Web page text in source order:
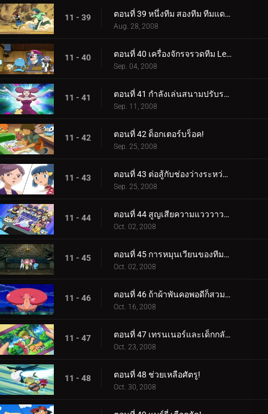
11 - 39 ตอนที่ 39 หนึ่งทีม สองทีม ทีมแดง ทีมน้ำเงิน!
Aug. 28, 2008
11 - 40 ตอนที่ 40 เครื่องจักรจรวดทีม Lean Mean!
Sep. 04, 2008
11 - 41 ตอนที่ 41 กำลังเล่นสนามปรับระดับ!
Sep. 11, 2008
11 - 42 ตอนที่ 42 ด็อกเตอร์บร็อค!
Sep. 25, 2008
11 - 43 ตอนที่ 43 ต่อสู้กับช่องว่างระหว่างรุ่น!
Sep. 25, 2008
11 - 44 ตอนที่ 44 สูญเสียความแวววาวไป!
Oct. 02, 2008
11 - 45 ตอนที่ 45 การหมุนเวียนของทีมสองเท่า!
Oct. 02, 2008
11 - 46 ตอนที่ 46 ถ้าผ้าพันคอพอดีก็สวมเลย!
Oct. 16, 2008
11 - 47 ตอนที่ 47 เทรนเนอร์และเด็กกลับมาพบกันอีกครั้ง!
Oct. 23, 2008
11 - 48 ตอนที่ 48 ช่วยเหลือศัตรู!
Oct. 30, 2008